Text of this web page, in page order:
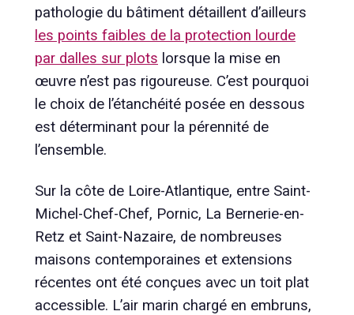
pathologie du bâtiment détaillent d’ailleurs
les points faibles de la protection lourde
par dalles sur plots lorsque la mise en
œuvre n’est pas rigoureuse. C’est pourquoi
le choix de l’étanchéité posée en dessous
est déterminant pour la pérennité de
l’ensemble.
Sur la côte de Loire-Atlantique, entre Saint-
Michel-Chef-Chef, Pornic, La Bernerie-en-
Retz et Saint-Nazaire, de nombreuses
maisons contemporaines et extensions
récentes ont été conçues avec un toit plat
accessible. L’air marin chargé en embruns,